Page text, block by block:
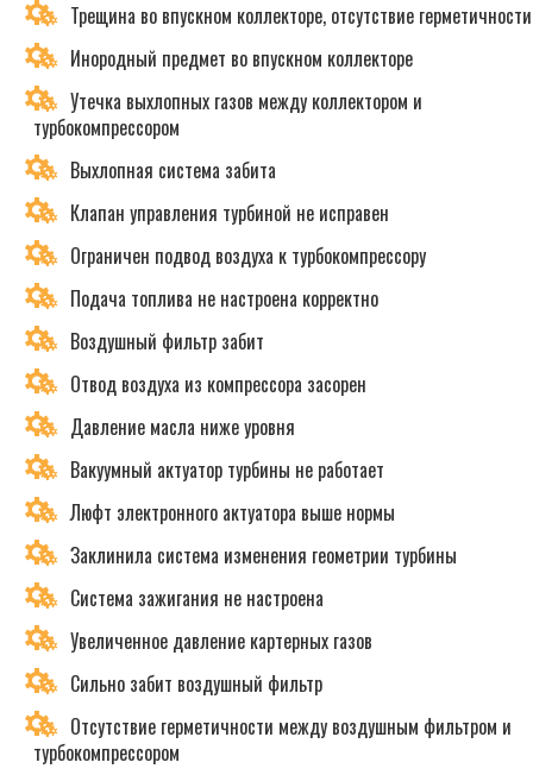
Трещина во впускном коллекторе, отсутствие герметичности
Инородный предмет во впускном коллекторе
Утечка выхлопных газов между коллектором и
турбокомпрессором
Выхлопная система забита
Клапан управления турбиной не исправен
Ограничен подвод воздуха к турбокомпрессору
Подача топлива не настроена корректно
Воздушный фильтр забит
Отвод воздуха из компрессора засорен
Давление масла ниже уровня
Вакуумный актуатор турбины не работает
Люфт электронного актуатора выше нормы
Заклинила система изменения геометрии турбины
Система зажигания не настроена
Увеличенное давление картерных газов
Сильно забит воздушный фильтр
Отсутствие герметичности между воздушным фильтром и
турбокомпрессором